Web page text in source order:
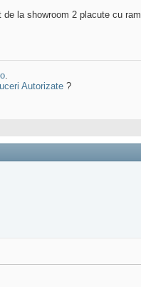
la showroom 2 placute cu
.
Autorizate ?